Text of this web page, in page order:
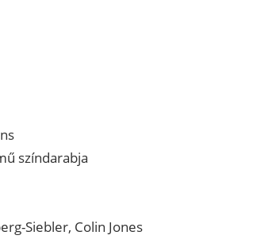
színdarabja
Siebler, Colin Jones